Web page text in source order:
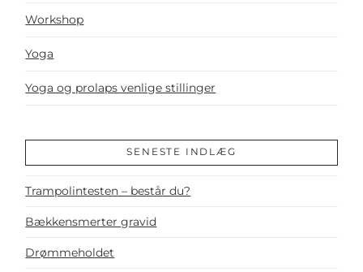
Workshop
Yoga
Yoga og prolaps venlige stillinger
SENESTE INDLÆG
Trampolintesten – består du?
Bækkensmerter gravid
Drømmeholdet